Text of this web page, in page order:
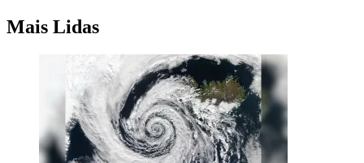
Mais Lidas